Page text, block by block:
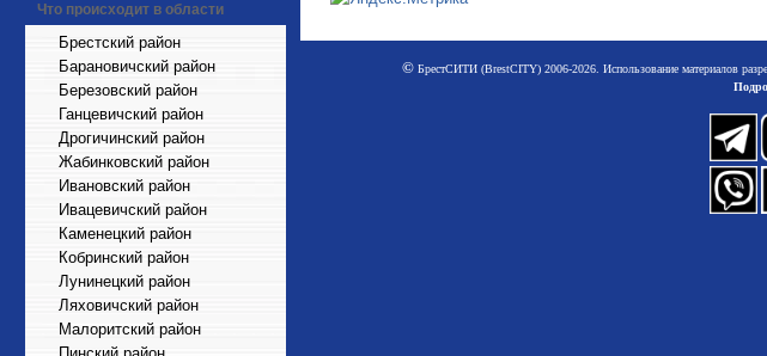
Что происходит в области
Брестский район
Барановичский район
Березовский район
Ганцевичский район
Дрогичинский район
Жабинковский район
Ивановский район
Ивацевичский район
Каменецкий район
Кобринский район
Лунинецкий район
Ляховичский район
Малоритский район
©БрестСИТИ (BrestCITY) 2006-2026. Использование материалов